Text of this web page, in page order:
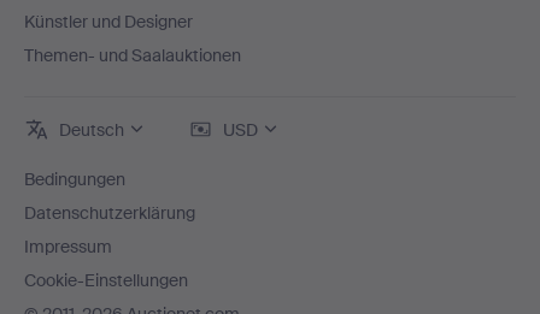
Künstler und Designer
Themen- und Saalauktionen
Deutsch USD
Bedingungen
Datenschutzerklärung
Impressum
Cookie-Einstellungen